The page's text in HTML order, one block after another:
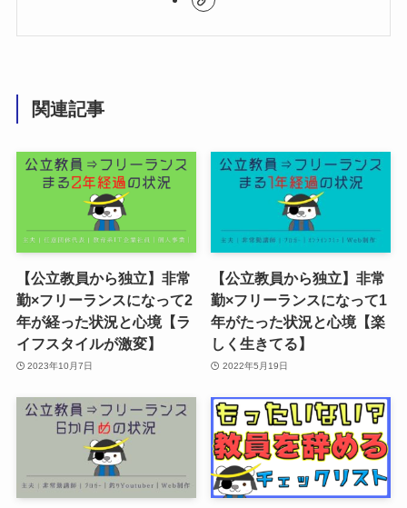
関連記事
【公立教員から独立】非常
勤×フリーランスになって2
年が経った状況と心境【ラ
イフスタイルが激変】
2023年10月7日
【公立教員から独立】非常
勤×フリーランスになって1
年がたった状況と心境【楽
しく生きてる】
2022年5月19日